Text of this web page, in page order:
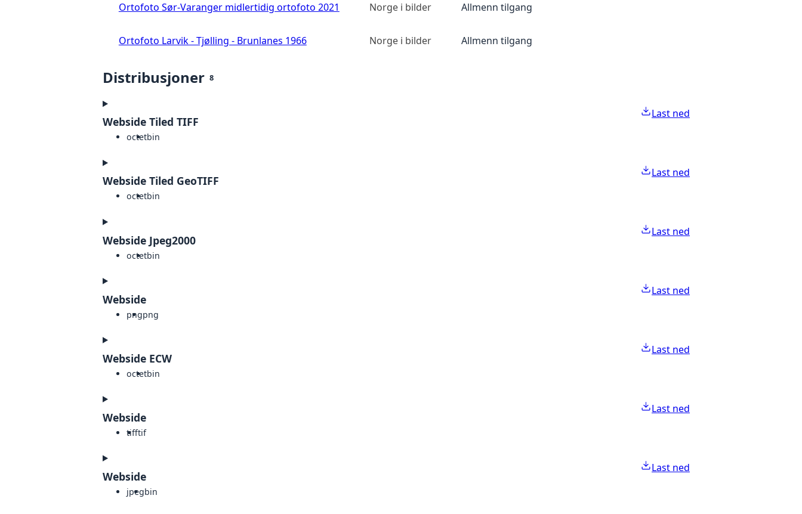
Ortofoto Sør-Varanger midlertidig ortofoto 2021 Norge i bilder Allmenn tilgang
Ortofoto Larvik - Tjølling - Brunlanes 1966 Norge i bilder Allmenn tilgang
Distribusjoner 8
Webside Tiled TIFF
octetbin
Last ned
Webside Tiled GeoTIFF
octetbin
Last ned
Webside Jpeg2000
octetbin
Last ned
Webside
pngpng
Last ned
Webside ECW
octetbin
Last ned
Webside
tifftif
Last ned
Webside
jpegbin
Last ned